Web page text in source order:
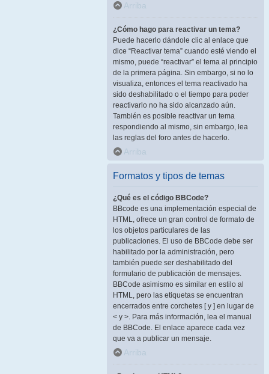
Arriba
¿Cómo hago para reactivar un tema?
Puede hacerlo dándole clic al enlace que
dice “Reactivar tema” cuando esté viendo el
mismo, puede “reactivar” el tema al principio
de la primera página. Sin embargo, si no lo
visualiza, entonces el tema reactivado ha
sido deshabilitado o el tiempo para poder
reactivarlo no ha sido alcanzado aún.
También es posible reactivar un tema
respondiendo al mismo, sin embargo, lea
las reglas del foro antes de hacerlo.
Arriba
Formatos y tipos de temas
¿Qué es el código BBCode?
BBcode es una implementación especial de
HTML, ofrece un gran control de formato de
los objetos particulares de las
publicaciones. El uso de BBCode debe ser
habilitado por la administración, pero
también puede ser deshabilitado del
formulario de publicación de mensajes.
BBCode asimismo es similar en estilo al
HTML, pero las etiquetas se encuentran
encerrados entre corchetes [ y ] en lugar de
< y >. Para más información, lea el manual
de BBCode. El enlace aparece cada vez
que va a publicar un mensaje.
Arriba